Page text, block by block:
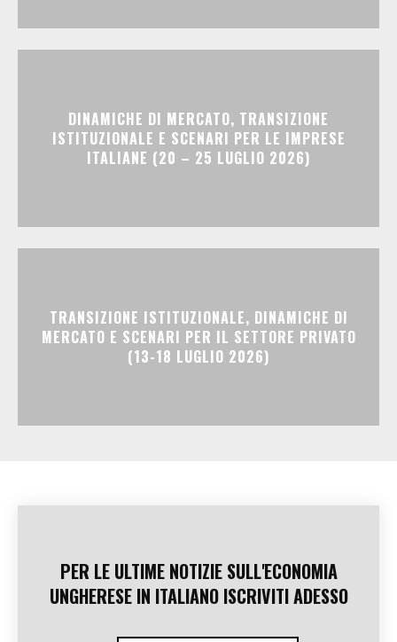
DINAMICHE DI MERCATO, TRANSIZIONE
ISTITUZIONALE E SCENARI PER LE IMPRESE
ITALIANE (20 – 25 LUGLIO 2026)
TRANSIZIONE ISTITUZIONALE, DINAMICHE DI
MERCATO E SCENARI PER IL SETTORE PRIVATO
(13-18 LUGLIO 2026)
PER LE ULTIME NOTIZIE SULL'ECONOMIA
UNGHERESE IN ITALIANO ISCRIVITI ADESSO